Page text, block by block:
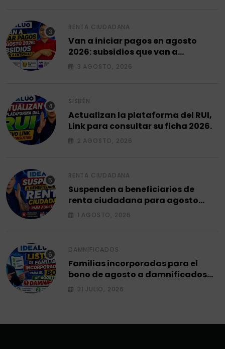
RENTA CIUDADANA
Van a iniciar pagos en agosto
2026: subsidios que van a
entregar.
3 AGOSTO, 2026
SISBÉN
Actualizan la plataforma del RUI,
Link para consultar su ficha 2026.
2 AGOSTO, 2026
RENTA CIUDADANA
Suspenden a beneficiarios de
renta ciudadana para agosto
2026.
1 AGOSTO, 2026
DAMNIFICADOS
Familias incorporadas para el
bono de agosto a damnificados
2026.
31 JULIO, 2026